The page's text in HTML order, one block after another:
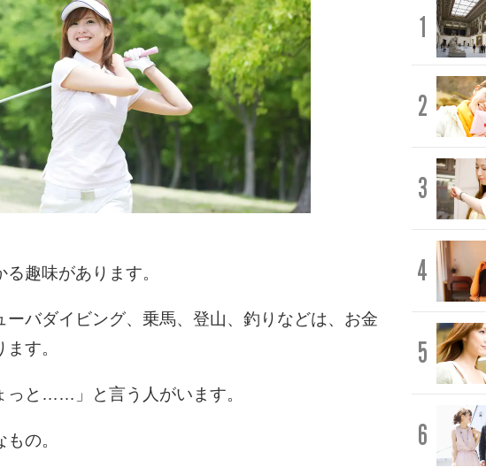
趣味があります。
ーバダイビング、乗馬、登山、釣りなどは、お金
す。
っと……」と言う人がいます。
の。
1
2
3
4
5
6